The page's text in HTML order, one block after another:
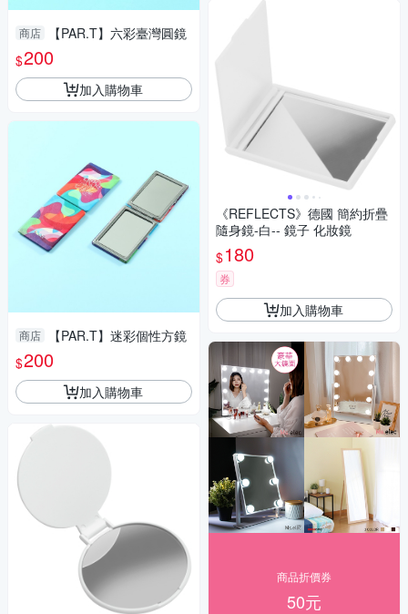
商店
【PAR.T】六彩臺灣圓鏡
$200
加入購物車
商店
【PAR.T】迷彩個性方鏡
$200
加入購物車
《REFLECTS》德國 簡約折疊
隨身鏡-白-- 鏡子 化妝鏡
$180
券
加入購物車
商品折價券
50元